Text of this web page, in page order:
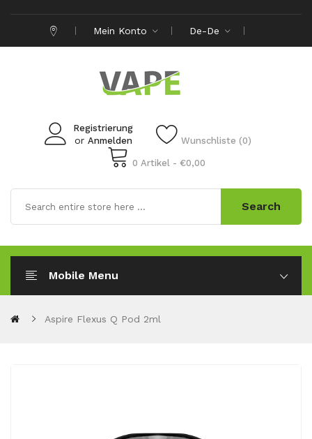
Mein Konto De-De
Registrierung
or Anmelden Wunschliste (0)
0 Artikel - €0,00
Search
Mobile Menu
Aspire Flexus Q Pod 2ml